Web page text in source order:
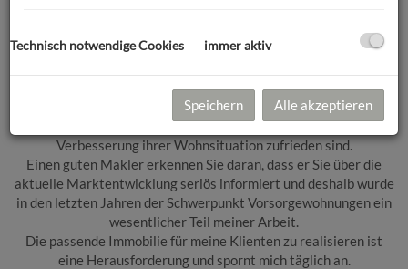
Seit über 14 Jahren bin ich hauptberuflich als Immobilienmakler
Menschen auf der Suche nach einem geeigneten Objekt zu
beraten, bereitet mir eine große Freude.
Noch erfüllender ist es, zu erleben, dass Kunden mit der
Verbesserung ihrer Wohnsituation zufrieden sind.
Einen guten Makler erkennen Sie daran, dass er Sie über die
aktuelle Marktentwicklung seriös informiert und deshalb wurde
in den letzten Jahren der Schwerpunkt Vorsorgewohnungen ein
wesentlicher Teil meiner Arbeit.
Die passende Immobilie für meine Klienten zu realisieren ist
eine Herausforderung und spornt mich täglich an.
Technisch notwendige Cookies immer aktiv
Speichern Alle akzeptieren